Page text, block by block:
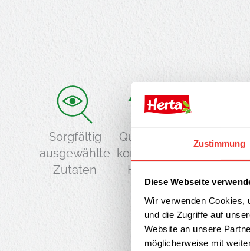
Zustimmung
Diese Webseite
Wir verwenden Cookies,
und die Zugriffe auf
Website an unsere
möglicherweise mit
Sorgfältig
ausgewählte
Zutaten
Qualität aus
kontrollierter
Herkunft
Sicherheit
allen